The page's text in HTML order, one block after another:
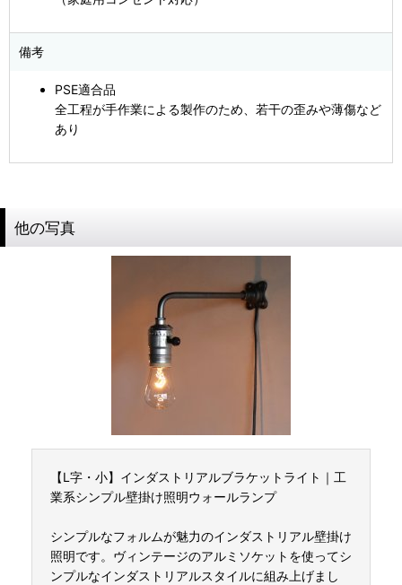
備考
PSE適合品
全工程が手作業による製作のため、若干の歪みや薄傷など
あり
他の写真
【L字・小】インダストリアルブラケットライト｜工
業系シンプル壁掛け照明ウォールランプ
シンプルなフォルムが魅力のインダストリアル壁掛け
照明です。ヴィンテージのアルミソケットを使ってシ
ンプルなインダストリアルスタイルに組み上げまし